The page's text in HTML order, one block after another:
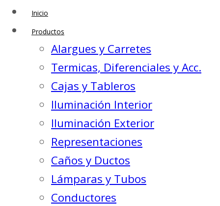
Inicio
Productos
Alargues y Carretes
Termicas, Diferenciales y Acc.
Cajas y Tableros
Iluminación Interior
Iluminación Exterior
Representaciones
Caños y Ductos
Lámparas y Tubos
Conductores